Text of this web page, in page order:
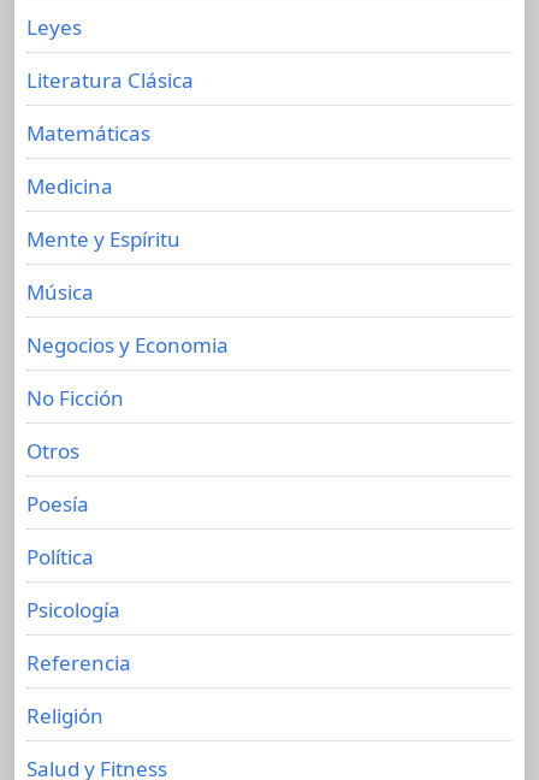
Leyes
Literatura Clásica
Matemáticas
Medicina
Mente y Espíritu
Música
Negocios y Economia
No Ficción
Otros
Poesía
Política
Psicología
Referencia
Religión
Salud y Fitness